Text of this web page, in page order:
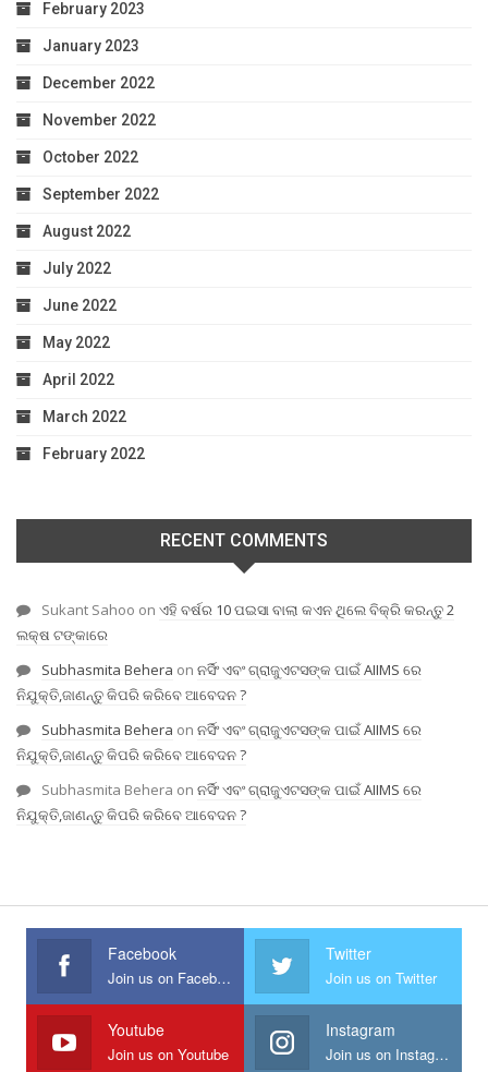
February 2023
January 2023
December 2022
November 2022
October 2022
September 2022
August 2022
July 2022
June 2022
May 2022
April 2022
March 2022
February 2022
RECENT COMMENTS
Sukant Sahoo on ଏହି ବର୍ଷର 10 ପଇସା ବାଲା କଏନ ଥିଲେ ବିକ୍ରି କରନ୍ତୁ 2
ଲକ୍ଷ ଟଙ୍କାରେ
Subhasmita Behera on ନର୍ସିଂ ଏବଂ ଗ୍ରାଜୁଏଟସଙ୍କ ପାଇଁ AIIMS ରେ
ନିଯୁକ୍ତି,ଜାଣନ୍ତୁ କିପରି କରିବେ ଆବେଦନ ?
Subhasmita Behera on ନର୍ସିଂ ଏବଂ ଗ୍ରାଜୁଏଟସଙ୍କ ପାଇଁ AIIMS ରେ
ନିଯୁକ୍ତି,ଜାଣନ୍ତୁ କିପରି କରିବେ ଆବେଦନ ?
Subhasmita Behera on ନର୍ସିଂ ଏବଂ ଗ୍ରାଜୁଏଟସଙ୍କ ପାଇଁ AIIMS ରେ
ନିଯୁକ୍ତି,ଜାଣନ୍ତୁ କିପରି କରିବେ ଆବେଦନ ?
Facebook
Join us on Facebook
Twitter
Join us on Twitter
Youtube
Join us on Youtube
Instagram
Join us on Instagram